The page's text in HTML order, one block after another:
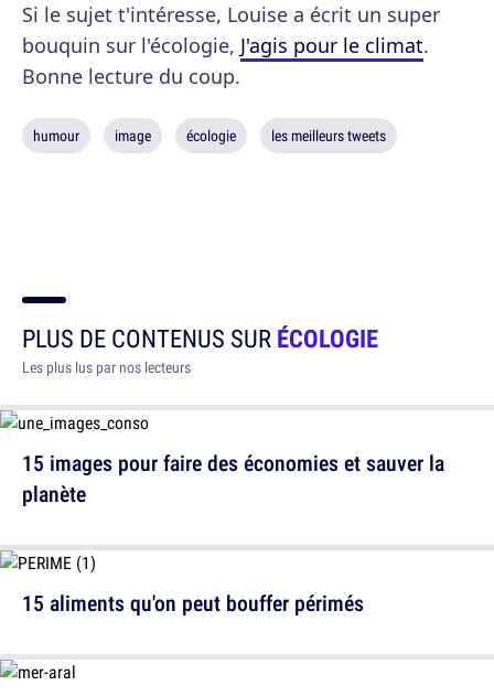
Si le sujet t'intéresse, Louise a écrit un super
bouquin sur l'écologie, J'agis pour le climat.
Bonne lecture du coup.
humour image écologie les meilleurs tweets
PLUS DE CONTENUS SURÉCOLOGIE
Les plus lus par nos lecteurs
15 images pour faire des économies et sauver la
planète
15 aliments qu'on peut bouffer périmés